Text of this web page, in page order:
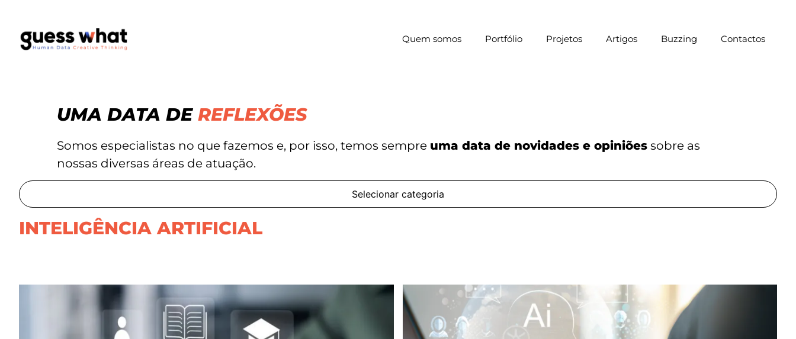
Quem somos Portfólio Projetos Artigos Buzzing Contactos
UMA DATA DE REFLEXÕES
Somos especialistas no que fazemos e, por isso, temos sempre uma data de novidades e opiniões sobre as
nossas diversas áreas de atuação.
Selecionar categoria
INTELIGÊNCIA ARTIFICIAL